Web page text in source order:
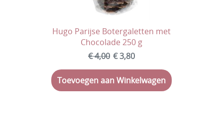
Hugo Parijse Botergaletten met
Chocolade 250 g
€ 4,00 € 3,80
Toevoegen aan Winkelwagen